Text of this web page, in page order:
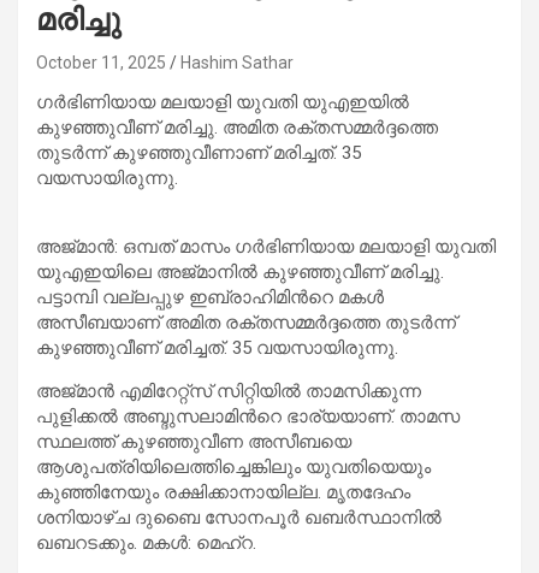
മരിച്ചു
October 11, 2025 Hashim Sathar
ഗർഭിണിയായ മലയാളി യുവതി യുഎഇയിൽ
കുഴഞ്ഞുവീണ് മരിച്ചു. അമിത രക്തസമ്മർദ്ദത്തെ
തുടർന്ന് കുഴഞ്ഞുവീണാണ് മരിച്ചത്. 35
വയസായിരുന്നു.
അജ്മാൻ: ഒമ്പത് മാസം ഗർഭിണിയായ മലയാളി യുവതി
യുഎഇയിലെ അജ്മാനിൽ കുഴഞ്ഞുവീണ് മരിച്ചു.
പട്ടാമ്പി വല്ലപ്പുഴ ഇബ്രാഹിമിന്‍റെ മകൾ
അസീബയാണ് അമിത രക്തസമ്മർദ്ദത്തെ തുടർന്ന്
കുഴഞ്ഞുവീണ് മരിച്ചത്. 35 വയസായിരുന്നു.
അജ്മാൻ എമിറേറ്റ്സ് സിറ്റിയിൽ താമസിക്കുന്ന
പുളിക്കൽ അബ്ദുസലാമിന്‍റെ ഭാര്യയാണ്. താമസ
സ്ഥലത്ത് കുഴഞ്ഞുവീണ അസീബയെ
ആശുപത്രിയിലെത്തിച്ചെങ്കിലും യുവതിയെയും
കുഞ്ഞിനേയും രക്ഷിക്കാനായില്ല. മൃതദേഹം
ശനിയാഴ്ച ദുബൈ സോനപൂർ ഖബർസ്ഥാനിൽ
ഖബറടക്കും. മകൾ: മെഹ്റ.